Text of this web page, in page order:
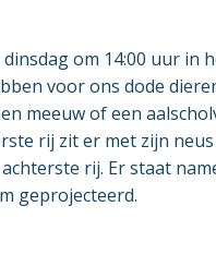
om 14:00 uur in
voor ons dode
meeuw of een
rij zit er met zijn
rij. Er staat
geprojecteerd.